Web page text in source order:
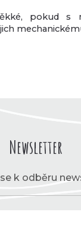
pokud s
Newsletter
k odběru